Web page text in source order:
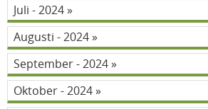
Juli - 2024
Augusti - 2024
September - 2024
Oktober - 2024